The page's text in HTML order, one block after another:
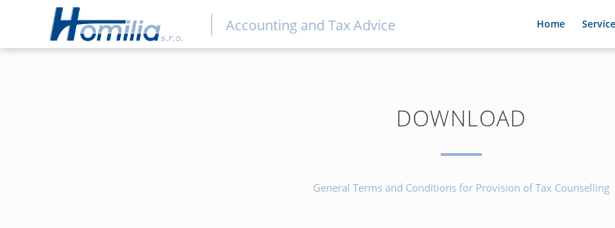
Accounting and Tax Advice Home
DOWNLOAD
General Terms and Conditions for Provision of Tax Counselling